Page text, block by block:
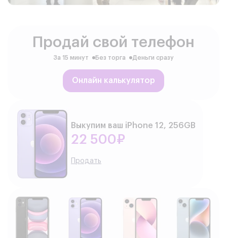
Продай свой телефон
За 15 минут Без торга Деньги сразу
Онлайн калькулятор
Выкупим ваш iPhone 12, 256GB
22 500₽
Продать